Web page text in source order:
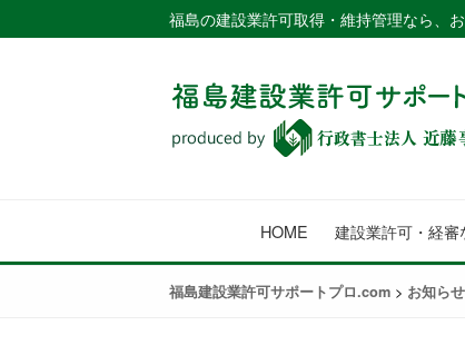
福島の建設業許可取得・維持管理なら、
HOME 建設業許可・経審
福島建設業許可サポートプロ.com > お知らせ